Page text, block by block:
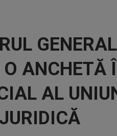
O ANCHETĂ
AL